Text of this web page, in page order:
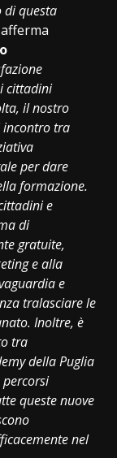
di questa
cittadini
il nostro
incontro tra
per dare
formazione.
e
di
gratuite,
e alla
e
tralasciare le
Inoltre, è
tra
della Puglia
queste nuove
nel